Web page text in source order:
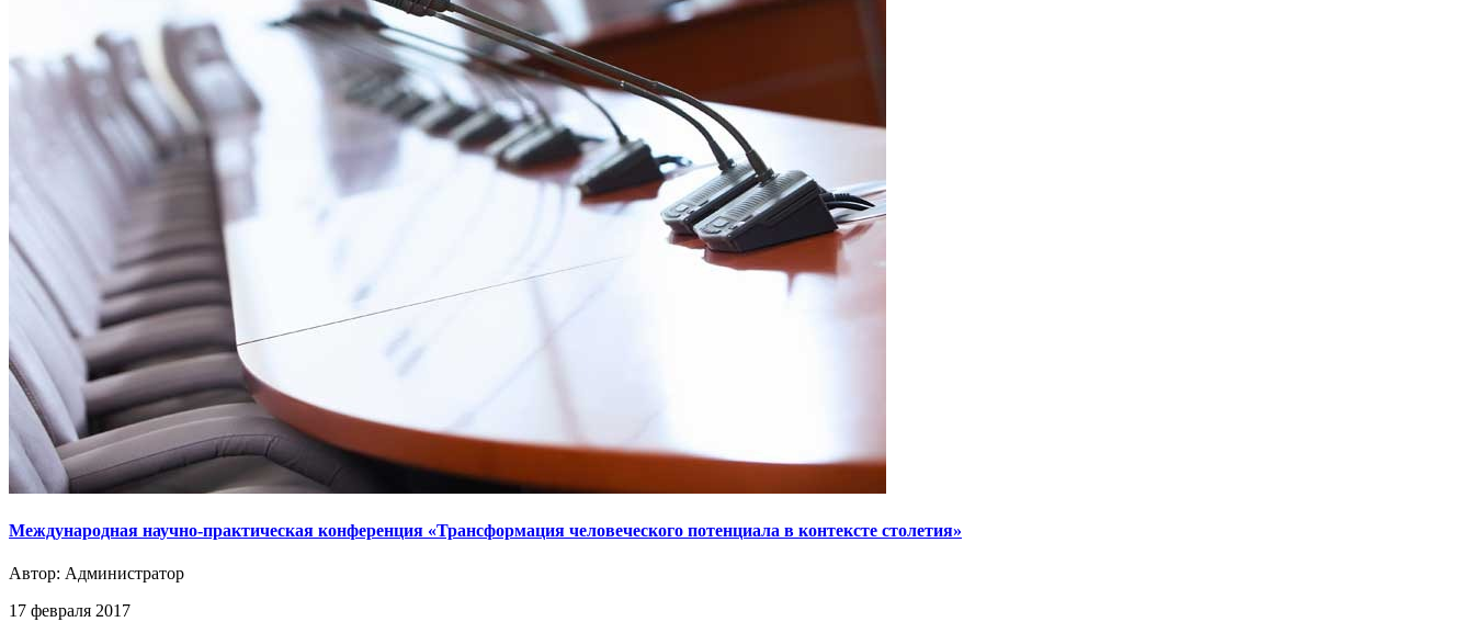
Международная научно-практическая конференция «Трансформация человеческого потенциала в контексте столетия»
Автор: Администратор
17 февраля 2017